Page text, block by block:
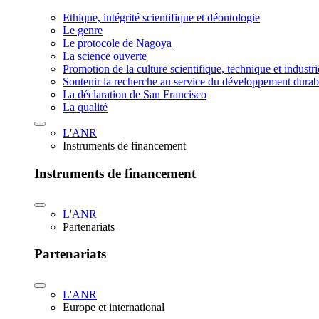
Ethique, intégrité scientifique et déontologie
Le genre
Le protocole de Nagoya
La science ouverte
Promotion de la culture scientifique, technique et
Soutenir la recherche au service du développement
La déclaration de San Francisco
La qualité
L'ANR
Instruments de financement
Instruments de financement
L'ANR
Partenariats
Partenariats
L'ANR
Europe et international